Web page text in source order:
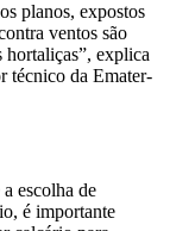
planos, expostos
ventos são
hortaliças”, explica
técnico da Emater-
escolha de
é importante